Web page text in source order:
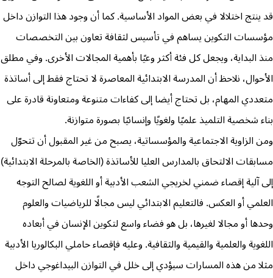
قد ينتج اختلالا في بعض المواد الأساسية. كما أن وجود هذا التوازن داخل
مؤسسات التكوين يساهم في تأسيس لثقافة تعاون بين التخصصات
منذ البداية، ويجعل كل فئة أكثر وعيًا بأهمية المجالات الأخرى. وفي مطلق
الأحوال، نلاحظ أن المدرسة الابتدائية المعاصرة لا تحتاج فقط إلى أساتذة
متعددي المهام، بل تحتاج أيضا إلى كفاءات متنوعة ومتعاونة قادرة على
بناء شخصية التلميذ علميًا ولغويًا وإنسانيًا بصورة متوازنة.
ومن الزاوية الاجتماعية والمؤسساتية، يصبح من غير المقبول أن تتحوّل
مسابقات الالتحاق بالمدارس العليا للأساتذة (الخاصة بالمرحلة الابتدائية)
إلى آلية إقصاء ضمني لخريجي الشعب الأدبية أو اللغوية لصالح التوجه
العلمي أو العكس. فالتعليم الابتدائي ليس مجالًا للرياضيات والعلوم
وحدها أو مجالا لغيرها، بل هو فضاء واسع لتكوين الإنسان في أبعاده
اللغوية والعلمية والقيمية والثقافية. وعليه فإقصاء حاملي البكالوريا الأدبية
مثلا من هذه المسارات سيؤدي إلى خلل في التوازن البيداغوجي داخل